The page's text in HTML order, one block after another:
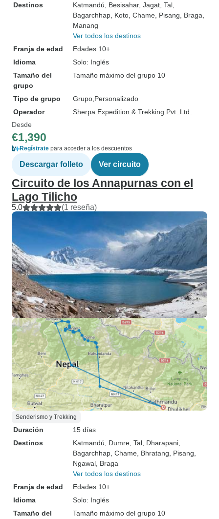
Destinos Katmandú , Besisahar, Jagat , Tal
Bagarchhap , Koto , Chame , Pisang , Braga
Manang
Ver todos los destinos
Franja de edad
Edades 10+
Idioma
Solo: Inglés
Tamaño del
grupo
Tamaño máximo del grupo 10
Tipo de grupo Grupo Personalizado
Operador
Sherpa Expedition & Trekking Pvt. Ltd.
Desde
€1,390
Regístrate para acceder a los descuentos
Descargar folleto Ver circuito
Circuito de los Annapurnas con el
Lago Tilicho
5.0 (1 reseña)
Senderismo y Trekking
Duración
15 días
Destinos
Katmandú , Dumre , Tal , Dharapani
Bagarchhap , Chame , Bhratang , Pisang
Ngawal , Braga
Ver todos los destinos
Franja de edad
Edades 10+
Idioma
Solo: Inglés
Tamaño del
Tamaño máximo del grupo 10